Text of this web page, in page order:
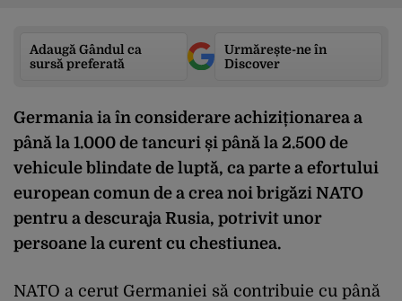
Adaugă Gândul ca
sursă preferată
Urmărește-ne în
Discover
Germania ia în considerare achiziționarea a
până la 1.000 de tancuri și până la 2.500 de
vehicule blindate de luptă, ca parte a efortului
european comun de a crea noi brigăzi NATO
pentru a descuraja Rusia, potrivit unor
persoane la curent cu chestiunea.
NATO a cerut Germaniei să contribuie cu până